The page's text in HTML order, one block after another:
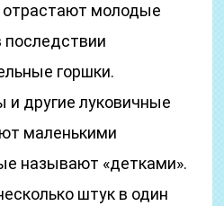
отрастают молодые
последствии
горшки.
другие луковичные
маленькими
называют «детками».
штук в один